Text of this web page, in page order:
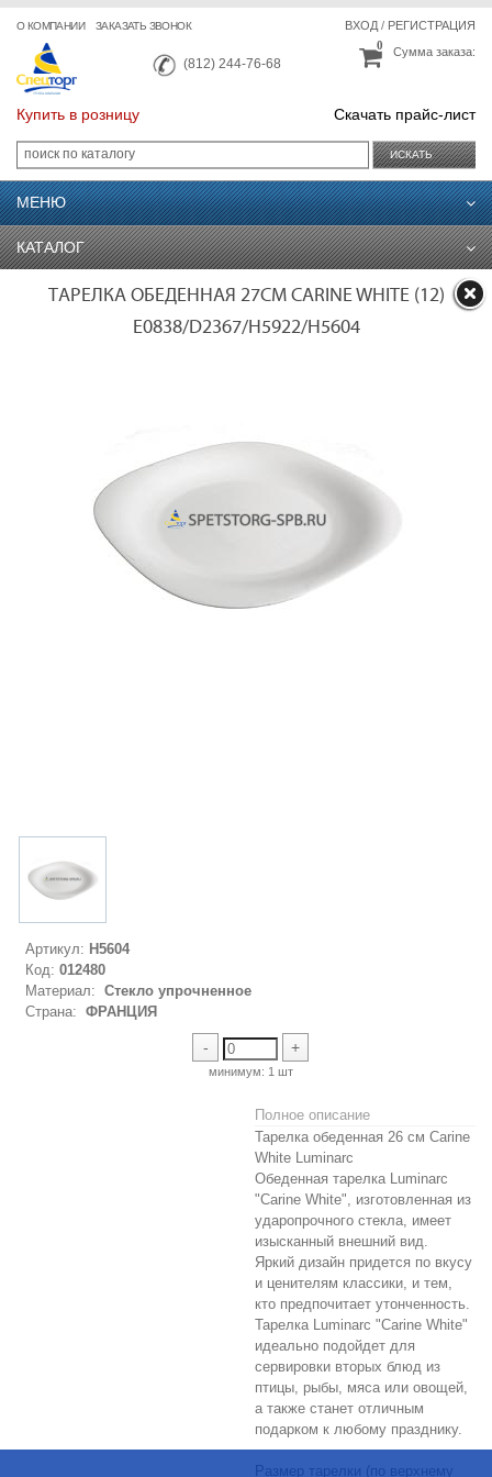
О КОМПАНИИ ЗАКАЗАТЬ ЗВОНОК
(812) 244-76-68
ВХОД/ РЕГИСТРАЦИЯ
Сумма заказа:
0
Купить в розницу Скачать прайс-лист
ИСКАТЬ
МЕНЮ
КАТАЛОГ
ТАРЕЛКА ОБЕДЕННАЯ 27СМ CARINE WHITE (12)
E0838/D2367/Н5922/H5604
Артикул: H5604
Код:012480
Материал:
Стекло упрочненное
Страна:
ФРАНЦИЯ
- +
минимум: 1 шт
Полное описание
Тарелка обеденная 26 см Carine
White Luminarc
Обеденная тарелка Luminarc
"Carine White", изготовленная из
ударопрочного стекла, имеет
изысканный внешний вид.
Яркий дизайн придется по вкусу
и ценителям классики, и тем,
кто предпочитает утонченность.
Тарелка Luminarc "Carine White"
идеально подойдет для
сервировки вторых блюд из
птицы, рыбы, мяса или овощей,
а также станет отличным
подарком к любому празднику.
Размер тарелки (по верхнему